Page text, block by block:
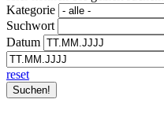
Kategorie
Suchwort
Datum
reset